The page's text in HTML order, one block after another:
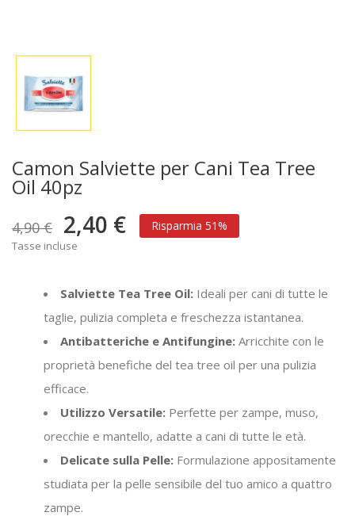
Camon Salviette per Cani Tea Tree
Oil 40pz
4,90 € 2,40 € Risparmia 51%
Tasse incluse
Salviette Tea Tree Oil: Ideali per cani di tutte le
taglie, pulizia completa e freschezza istantanea.
Antibatteriche e Antifungine: Arricchite con le
proprietà benefiche del tea tree oil per una pulizia
efficace.
Utilizzo Versatile: Perfette per zampe, muso,
orecchie e mantello, adatte a cani di tutte le età.
Delicate sulla Pelle: Formulazione appositamente
studiata per la pelle sensibile del tuo amico a quattro
zampe.